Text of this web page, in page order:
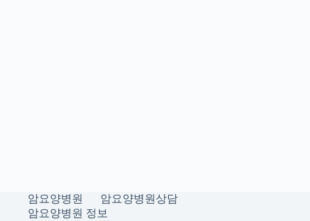
암요양병원
암요양병원상담
암요양병원 정보